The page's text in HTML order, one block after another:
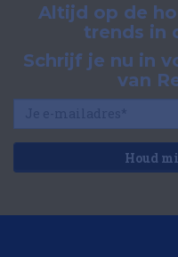
Altijd op de
trends in
Schrijf je nu in
van
Houd